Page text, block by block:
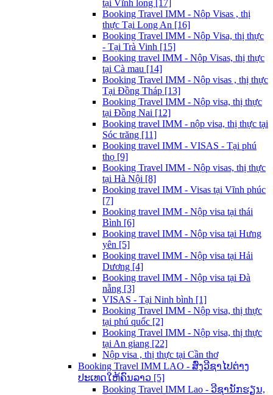
tại Vĩnh long [17]
Booking Travel IMM - Nộp Visas , thị
thực Tại Long An [16]
Booking Travel IMM - Nộp Visa, thị thực
- Tại Trà Vinh [15]
Booking travel IMM - Nộp Visas, thị thực
tại Cà mau [14]
Booking Travel IMM - Nộp visas , thị thực
Tại Đồng Tháp [13]
Booking Travel IMM - Nộp visa, thị thực
tại Đồng Nai [12]
Booking travel IMM - nộp visa, thị thực tại
Sóc trăng [11]
Booking travel IMM - VISAS - Tại phú
thọ [9]
Booking Travel IMM - Nộp visas, thị thực
tại Hà Nội [8]
Booking travel IMM - Visas tại Vĩnh phúc
[7]
Booking travel IMM - Nộp visa tại thái
Bình [6]
Booking travel IMM - Nộp visa tại Hưng
yên [5]
Booking travel IMM - Nộp visa tại Hải
Dương [4]
Booking travel IMM - Nộp visa tại Đà
nẵng [3]
VISAS - Tại Ninh bình [1]
Booking Travel IMM - Nộp visa, thị thực
tại phú quốc [2]
Booking Travel IMM - Nộp visa, thị thực
tại An giang [22]
Nộp visa , thị thực tại Cần thơ
Booking Travel IMM LAO - ສົ່ງວີຊາໄປຕ່າງ
ປະເທດໃຫ້ຄົນລາວ [5]
Booking Travel IMM Lao - ວີຊານັກຮຽນ,